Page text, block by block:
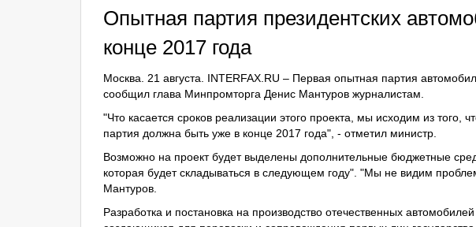
Опытная партия президентских
конце 2017 года
Москва. 21 августа. INTERFAX.RU – Первая опытная партия
сообщил глава Минпромторга Денис Мантуров журналистам.
"Что касается сроков реализации этого проекта, мы исходим из того,
партия должна быть уже в конце 2017 года", - отметил министр.
Возможно на проект будет выделены дополнительные бюджетные
которая будет складываться в следующем году". "Мы не видим
Мантуров.
Разработка и постановка на производство отечественных